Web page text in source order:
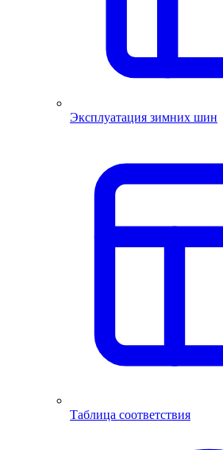
Эксплуатация зимних шин
Таблица соответствия